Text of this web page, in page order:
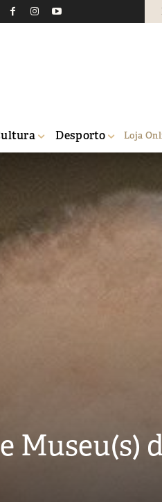
Desporto Loja
Museu(s)